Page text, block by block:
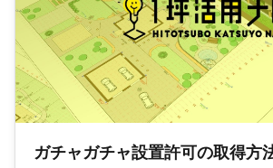
ガチャガチャ設置許可の取得方